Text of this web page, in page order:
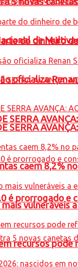
de
SERRA
é prorrogado e
do dinheiro
oficializa
SERRA
caem 8,2%
mais vulneráveis
recursos